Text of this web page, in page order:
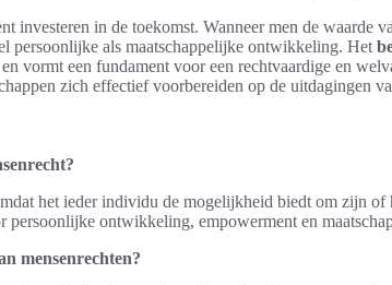
investeren in de toekomst. Wanneer men de waarde
persoonlijke als maatschappelijke ontwikkeling. Het
vormt een fundament voor een rechtvaardige en
zich effectief voorbereiden op de uitdagingen
het ieder individu de mogelijkheid biedt om zijn of
persoonlijke ontwikkeling, empowerment en
mensenrechten?